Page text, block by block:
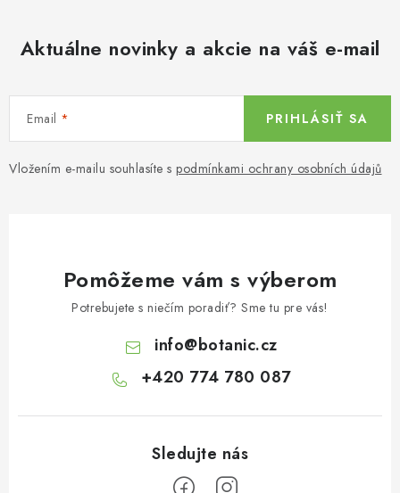
Aktuálne novinky a akcie na váš e-mail
Email
Vložením e-mailu souhlasíte s podmínkami ochrany osobních údajů
PRIHLÁSIŤ SA
Pomôžeme vám s výberom
Potrebujete s niečím poradiť? Sme tu pre vás!
info@botanic.cz
+420 774 780 087